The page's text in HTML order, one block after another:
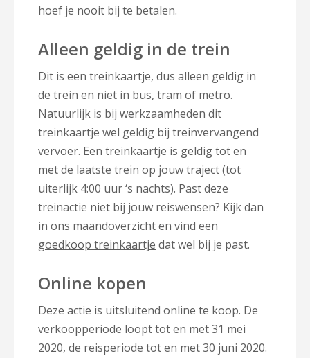
hoef je nooit bij te betalen.
Alleen geldig in de trein
Dit is een treinkaartje, dus alleen geldig in
de trein en niet in bus, tram of metro.
Natuurlijk is bij werkzaamheden dit
treinkaartje wel geldig bij treinvervangend
vervoer. Een treinkaartje is geldig tot en
met de laatste trein op jouw traject (tot
uiterlijk 4:00 uur ‘s nachts). Past deze
treinactie niet bij jouw reiswensen? Kijk dan
in ons maandoverzicht en vind een
goedkoop treinkaartje dat wel bij je past.
Online kopen
Deze actie is uitsluitend online te koop. De
verkoopperiode loopt tot en met 31 mei
2020, de reisperiode tot en met 30 juni 2020.